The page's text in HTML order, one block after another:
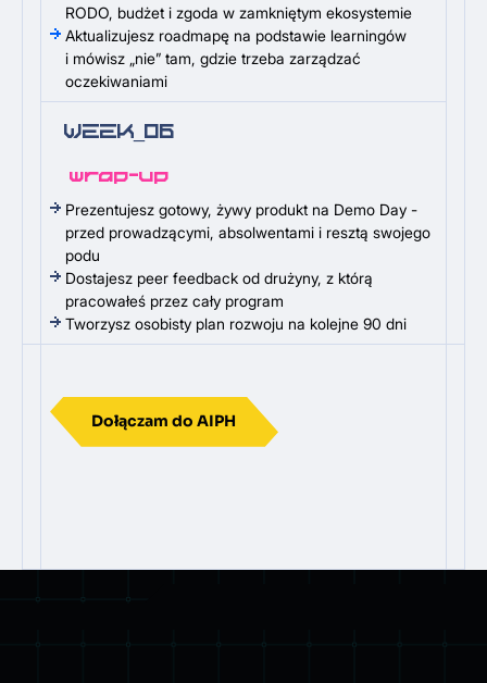
RODO, budżet i zgoda w zamkniętym ekosystemie
Aktualizujesz roadmapę na podstawie learningów
i mówisz „nie” tam, gdzie trzeba zarządzać
oczekiwaniami
WEEK_06
wrap-up
Prezentujesz gotowy, żywy produkt na Demo Day -
przed prowadzącymi, absolwentami i resztą swojego
podu
Dostajesz peer feedback od drużyny, z którą
pracowałeś przez cały program
Tworzysz osobisty plan rozwoju na kolejne 90 dni
Dołączam do AIPH